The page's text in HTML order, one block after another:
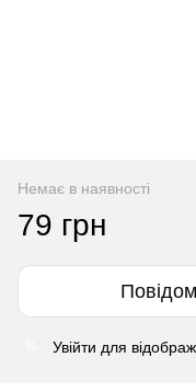
Немає в наявності
79 грн
Увійти для